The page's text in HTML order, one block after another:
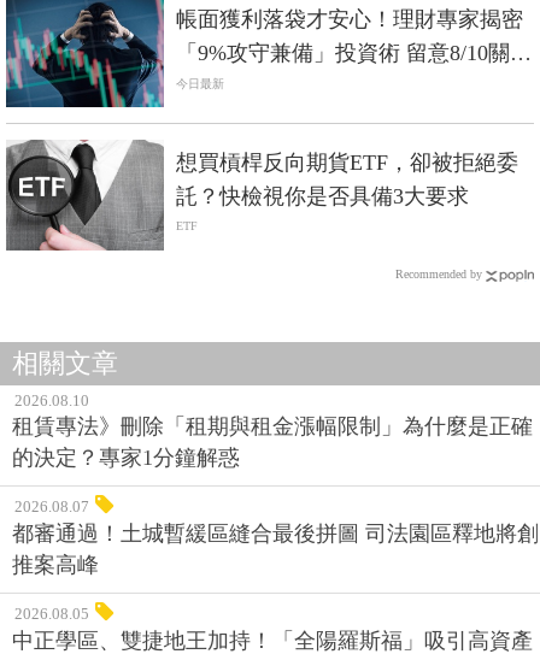
帳面獲利落袋才安心！理財專家揭密
「9%攻守兼備」投資術 留意8/10關鍵
日
今日最新
想買槓桿反向期貨ETF，卻被拒絕委
託？快檢視你是否具備3大要求
ETF
Recommended by
相關文章
2026.08.10
租賃專法》刪除「租期與租金漲幅限制」為什麼是正確
的決定？專家1分鐘解惑
2026.08.07
都審通過！土城暫緩區縫合最後拼圖 司法園區釋地將創
推案高峰
2026.08.05
中正學區、雙捷地王加持！「全陽羅斯福」吸引高資產